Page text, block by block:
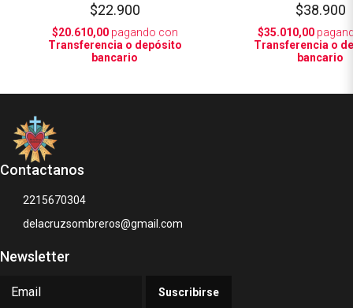
$22.900
$20.610,00pagando con
Transferencia o depósito
bancario
$38.900
$35.010,00
Transferencia o
bancario
Contactanos
2215670304
delacruzsombreros@gmail.com
Newsletter
Suscribirse